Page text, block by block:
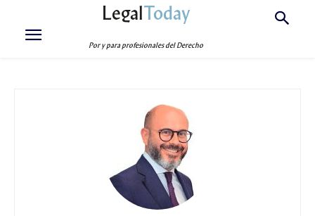
LegalToday
Por y para profesionales del Derecho